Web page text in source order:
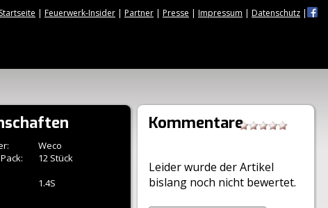
Startseite | Feuerwerk-Insider | Partner | Presse | Impressum | Datenschutz |
Weco
12 Stück
1.4S
Kommentare
Leider wurde der Artikel
bislang noch nicht bewertet.